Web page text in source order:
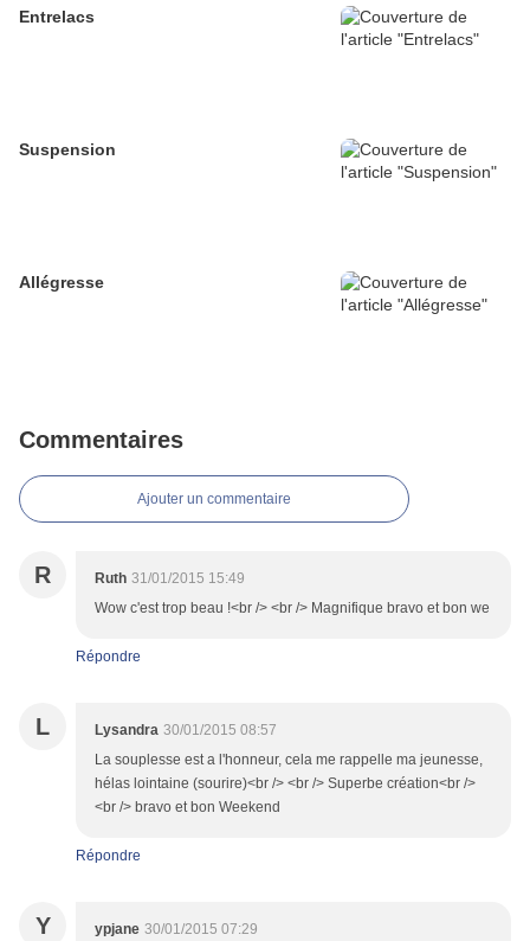
Entrelacs
Suspension
Allégresse
Commentaires
Ajouter un commentaire
R Ruth 31/01/2015 15:49
Wow c'est trop beau !<br /> <br /> Magnifique bravo et bon we
Répondre
L Lysandra 30/01/2015 08:57
La souplesse est a l'honneur, cela me rappelle ma jeunesse,
hélas lointaine (sourire)<br /> <br /> Superbe création<br />
<br /> bravo et bon Weekend
Répondre
Y ypjane 30/01/2015 07:29